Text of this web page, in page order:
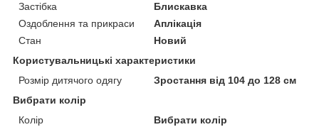
Застібка
Блискавка
Оздоблення та прикраси
Аплікація
Стан
Новий
Користувальницькі характеристики
Розмір дитячого одягу
Зростання від 104 до 128 см
Вибрати колір
Колір
Вибрати колір